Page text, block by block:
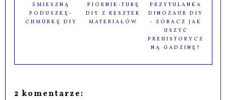
ŚMIESZNĄ
PODUSZKĘ-
CHMURKĘ DIY
PIÓRNIK-TUBĘ
DIY Z RESZTEK
MATERIAŁÓW
PRZYTULANKA
DINOZAUR DIY
- ZOBACZ JAK
USZYĆ
PREHISTORYCZ
NĄ GADZINĘ!
2 komentarze: